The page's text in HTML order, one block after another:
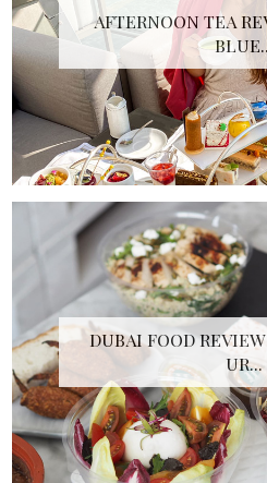
AFTERNOON TEA
DUBAI FOOD
UR...